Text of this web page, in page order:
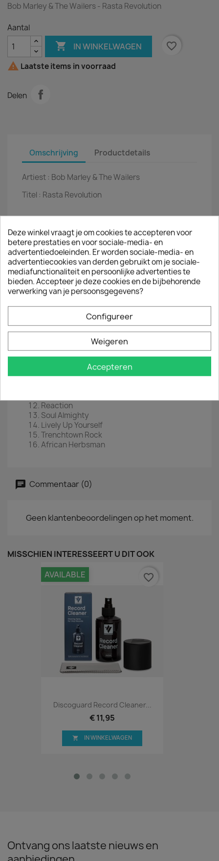
Bob Marley & The Wailers - Rasta Revolution
Aantal
 IN WINKELWAGEN
favorite_border
 Laatste items in voorraad
Delen
Omschrijving Productdetails
Artiest : Bob Marley & The Wailers
Titel : Rasta Revolution
LP12" (Limited Edition of 500)
EAN9700000115483
Jaar : 2016
Tracklist
Mr. Brown
Soul Rebel
It's Alright
Duppy Conqueror
Corner Stone
Reaction
Soul Almighty
Lively Up Yourself
Trenchtown Rock
African Herbsman
Commentaar (0)
Geen klantenbeoordelingen op het moment.
MISSCHIEN INTERESSEERT U DIT OOK
Discoguard Record Cleaner...
€ 11,95
AVAILABLE
 IN WINKELWAGEN
favorite_border
Ontvang ons laatste nieuws en
Deze winkel vraagt je om cookies te accepteren voor
betere prestaties en voor sociale-media- en
advertentiedoeleinden. Er worden sociale-media- en
advertentiecookies van derden gebruikt om je sociale-
mediafunctionaliteit en persoonlijke advertenties te
bieden. Accepteer je deze cookies en de bijbehorende
verwerking van je persoonsgegevens?
Configureer
Weigeren
Accepteren